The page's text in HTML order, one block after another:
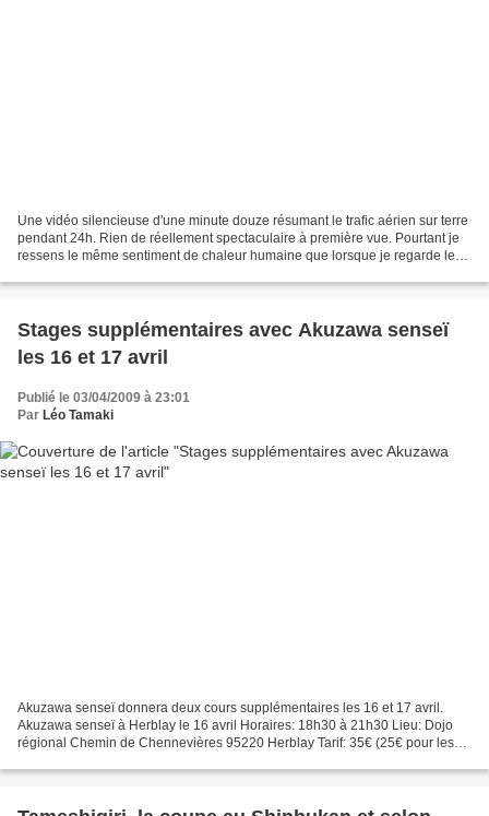
Une vidéo silencieuse d'une minute douze résumant le trafic aérien sur terre
pendant 24h. Rien de réellement spectaculaire à première vue. Pourtant je
ressens le même sentiment de chaleur humaine que lorsque je regarde les
Stages supplémentaires avec Akuzawa senseï
les 16 et 17 avril
Publié le 03/04/2009 à 23:01
Par Léo Tamaki
Akuzawa senseï donnera deux cours supplémentaires les 16 et 17 avril.
Akuzawa senseï à Herblay le 16 avril Horaires: 18h30 à 21h30 Lieu: Dojo
régional Chemin de Chennevières 95220 Herblay Tarif: 35€ (25€ pour les